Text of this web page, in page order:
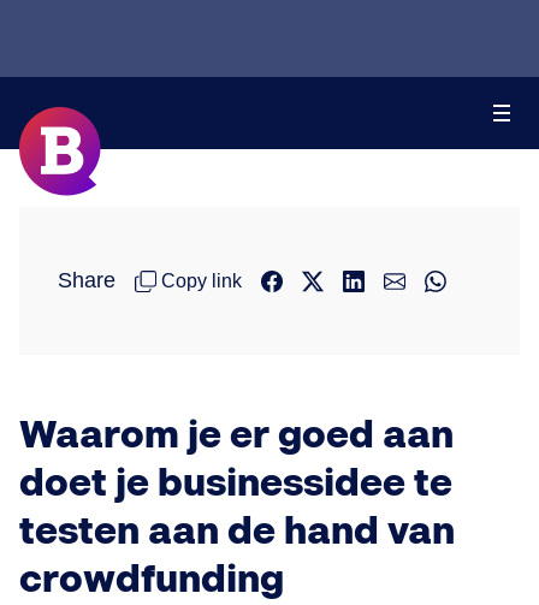
Share Copy link
Waarom je er goed aan
doet je businessidee te
testen aan de hand van
crowdfunding